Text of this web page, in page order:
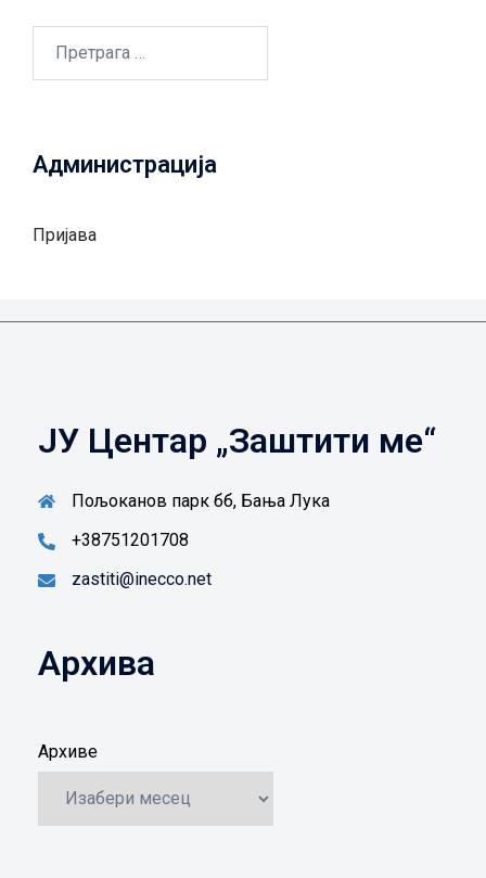
Администрација
Пријава
ЈУ Центар „Заштити ме“
Пољоканов парк бб, Бања Лука
+38751201708
zastiti@inecco.net
Архива
Архиве